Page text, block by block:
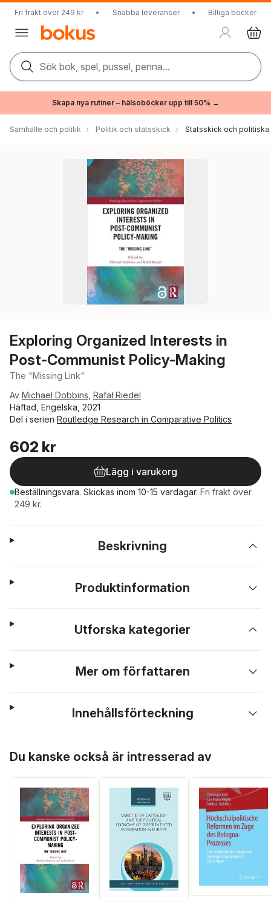
Fri frakt över 249 kr • Snabba leveranser • Billiga böcker
Sök bok, spel, pussel, penna...
Skapa nya rutiner – hälsoböcker upp till 50% →
Samhälle och politik Politik och statsskick Statsskick och
Exploring Organized Interests in
Post-Communist Policy-Making
The "Missing Link"
Av Michael Dobbins Rafał Riedel
Häftad, Engelska, 2021
Del i serien Routledge Research in Comparative Politics
602 kr
Lägg i varukorg
Beställningsvara. Skickas inom 10-15 vardagar. Fri frakt över
249 kr.
Beskrivning
Produktinformation
Utforska kategorier
Mer om författaren
Innehållsförteckning
Du kanske också är intresserad av